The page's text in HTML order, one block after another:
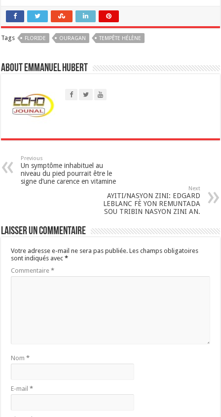
a
t
p
p
Tags FLORIDE OURAGAN TEMPÊTE HÉLÈNE
About Emmanuel Hubert
Previous
Un symptôme inhabituel au
niveau du pied pourrait être le
signe d’une carence en vitamine
Next
AYITI/NASYON ZINI: EDGARD
LEBLANC FÈ YON REMUNTADA
SOU TRIBIN NASYON ZINI AN.
Laisser un commentaire
Votre adresse e-mail ne sera pas publiée. Les champs obligatoires
sont indiqués avec*
Commentaire*
Nom*
E-mail*